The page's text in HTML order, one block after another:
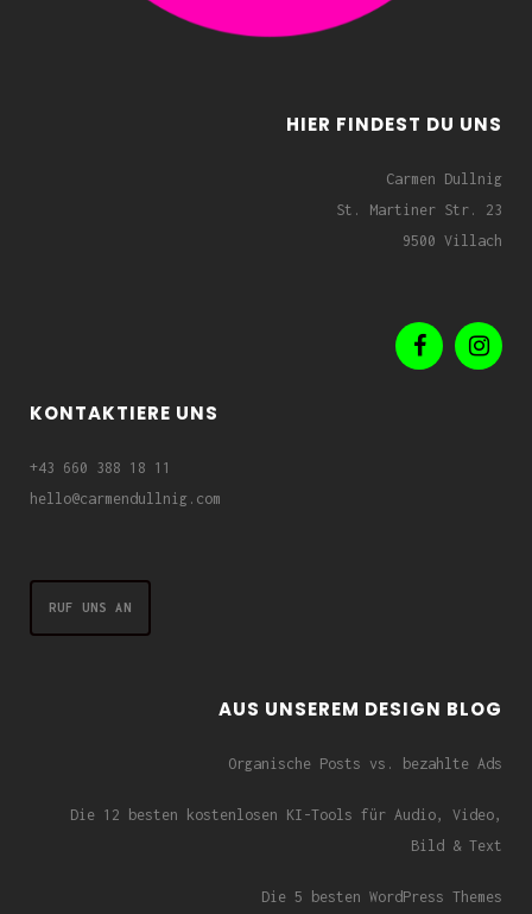
HIER FINDEST DU UNS
Carmen Dullnig
St. Martiner Str. 23
9500 Villach
KONTAKTIERE UNS
+43 660 388 18 11
hello@carmendullnig.com
RUF UNS AN
AUS UNSEREM DESIGN BLOG
Organische Posts vs. bezahlte Ads
Die 12 besten kostenlosen KI-Tools für Audio, Video,
Bild & Text
Die 5 besten WordPress Themes